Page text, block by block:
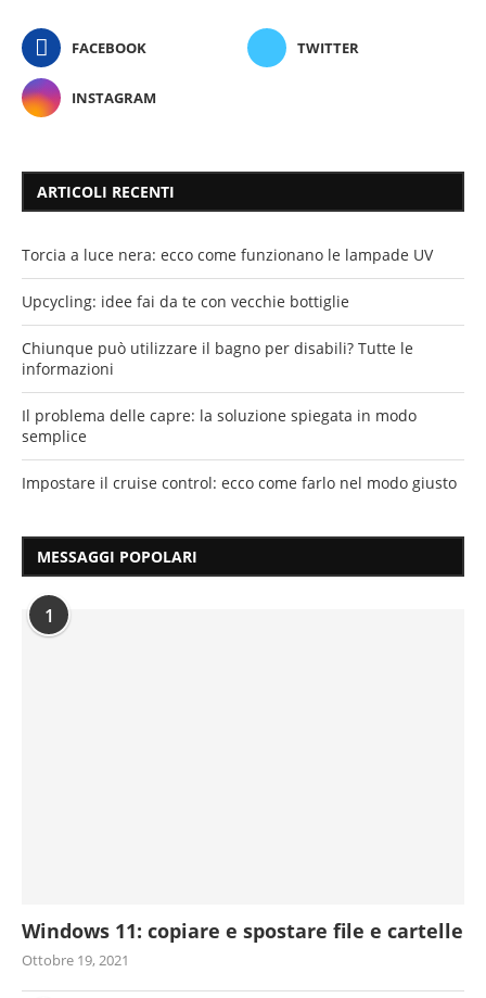
FACEBOOK TWITTER
INSTAGRAM
ARTICOLI RECENTI
Torcia a luce nera: ecco come funzionano le lampade UV
Upcycling: idee fai da te con vecchie bottiglie
Chiunque può utilizzare il bagno per disabili? Tutte le
informazioni
Il problema delle capre: la soluzione spiegata in modo
semplice
Impostare il cruise control: ecco come farlo nel modo giusto
MESSAGGI POPOLARI
1
Windows 11: copiare e spostare file e cartelle
Ottobre 19, 2021